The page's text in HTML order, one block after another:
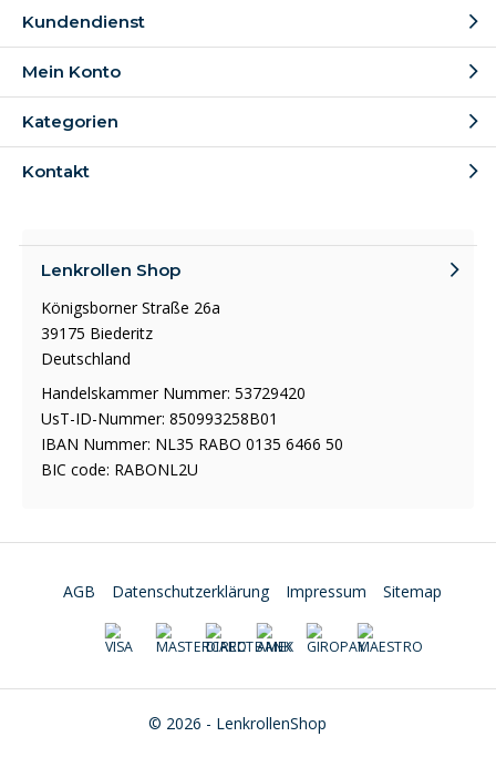
Kundendienst
Mein Konto
Kategorien
Kontakt
Lenkrollen Shop
Königsborner Straße 26a
39175 Biederitz
Deutschland
Handelskammer Nummer: 53729420
UsT-ID-Nummer: 850993258B01
IBAN Nummer: NL35 RABO 0135 6466 50
BIC code: RABONL2U
© 2026 - LenkrollenShop
AGB Datenschutzerklärung Impressum Sitemap